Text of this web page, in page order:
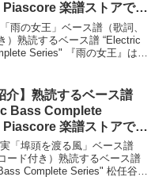
Piascore 楽譜ストアで
「雨の女王」の発売を
した！
雨の女王」ベース譜（歌詞、
）熟読するベース譜 “Electric
Series" 『雨の女王』は、
介】熟読するベース譜
Bass Complete
Piascore 楽譜ストアで
実「埠頭を渡る風」の
始しました！
「埠頭を渡る風」ベース譜
ード付き）熟読するベース譜
Complete Series" 松任谷